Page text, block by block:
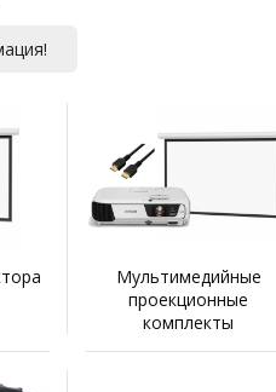
Мультимедийные
проекционные
комплекты